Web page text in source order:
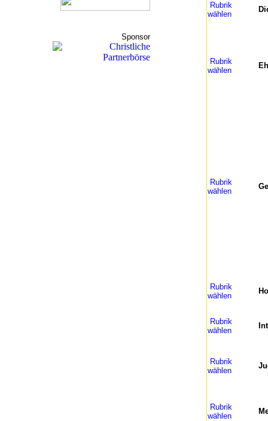
Sponsor
Rubrik
wählen
Rubrik
wählen
Rubrik
wählen
Rubrik
wählen
Rubrik
wählen
Rubrik
wählen
Rubrik
wählen